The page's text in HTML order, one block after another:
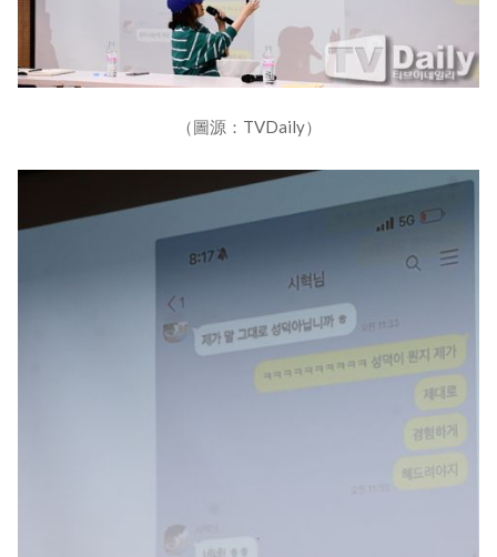
（圖源：TVDaily）